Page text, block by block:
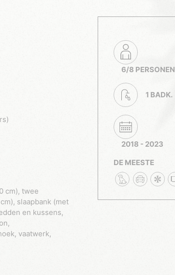
cm), twee
slaapbank (met
en kussens,
vaatwerk,
6/8 PERSONEN
1 BADK.
2018 - 2023
DE MEESTE